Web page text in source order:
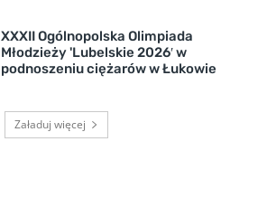
XXXII Ogólnopolska Olimpiada
Młodzieży 'Lubelskie 2026′ w
podnoszeniu ciężarów w Łukowie
Załaduj więcej